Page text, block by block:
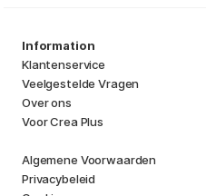
Information
Klantenservice
Veelgestelde Vragen
Over ons
Voor Crea Plus
Algemene Voorwaarden
Privacybeleid